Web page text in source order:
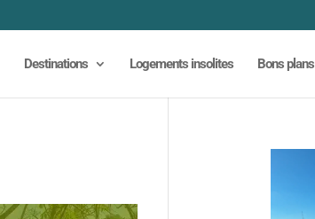
Destinations Logements insolites Bons plans